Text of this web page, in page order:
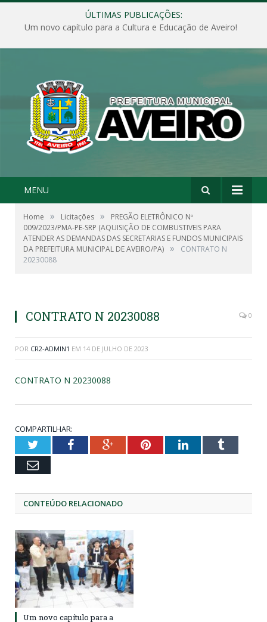
ÚLTIMAS PUBLICAÇÕES:
Um novo capítulo para a Cultura e Educação de Aveiro!
MENU
Home » Licitações »
PREGÃO ELETRÔNICO Nº
009/2023/PMA-PE-SRP (AQUISIÇÃO DE COMBUSTIVEIS PARA
ATENDER AS DEMANDAS DAS SECRETARIAS E FUNDOS MUNICIPAIS
DA PREFEITURA MUNICIPAL DE AVEIRO/PA) »
CONTRATO N
20230088
CONTRATO N 20230088 0
POR CR2-ADMIN1 EM 14 DE JULHO DE 2023
CONTRATO N 20230088
COMPARTILHAR:
TwitterFacebookGoogle+PinterestLinkedInTumblr
Email
CONTEÚDO RELACIONADO
Um novo capítulo para a